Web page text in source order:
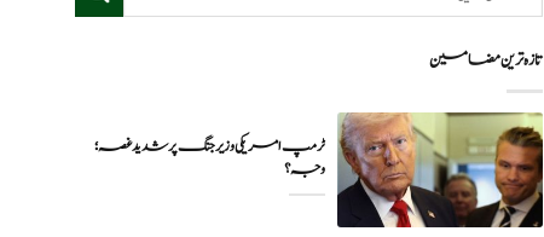
تازہ ترین مضامین
ٹرمپ امریکی وزیر جنگ پر شدید غصہ؛
وجہ ؟